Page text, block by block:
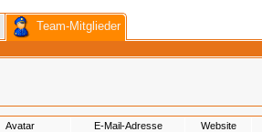
Team-Mitglieder
Avatar E-Mail-Adresse Website